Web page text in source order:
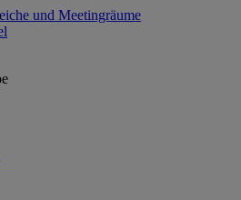
und Meetingräume